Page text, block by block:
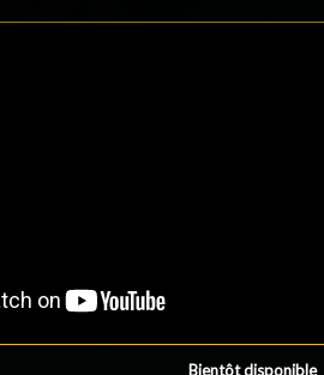
Bientôt disponible